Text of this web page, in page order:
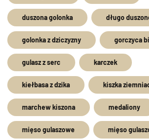
duszona golonka długo
golonka z dziczyzny gorczyca
gulasz z serc karczek
kiełbasa z dzika kiszka
marchew kiszona medaliony
mięso gulaszowe mięso